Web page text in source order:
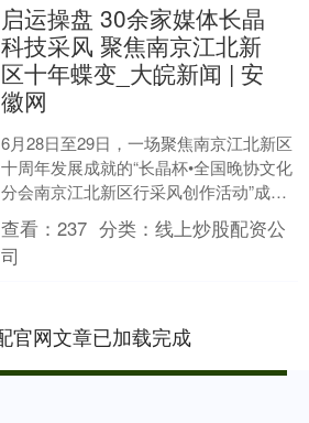
启运操盘 30余家媒体长晶
科技采风 聚焦南京江北新
区十年蝶变_大皖新闻 | 安
徽网
6月28日至29日，一场聚焦南京江北新区
十周年发展成就的“长晶杯•全国晚协文化
分会南京江北新区行采风创作活动”成功
举行。本次活动由全国晚报工作者协会
文化分会主办....
查看：237 分类：线上炒股配资公
司
官网文章已加载完成